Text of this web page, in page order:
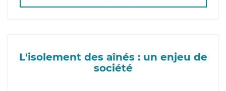
L'isolement des aînés : un enjeu de
société